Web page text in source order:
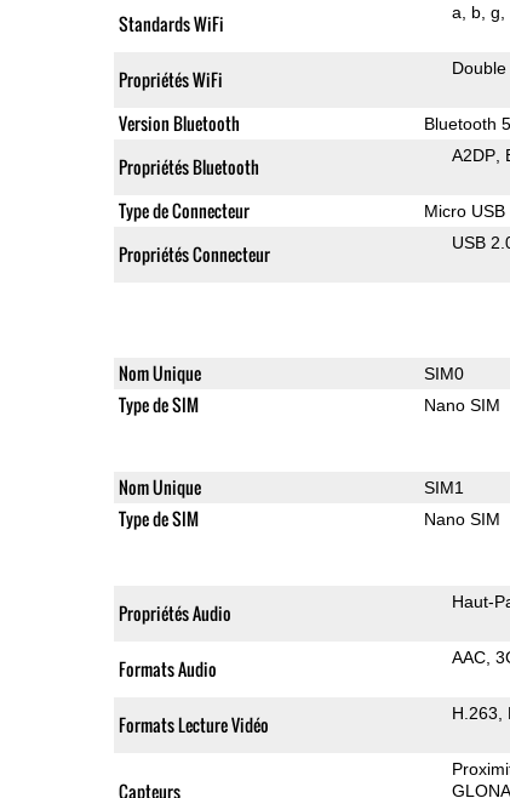
Standards WiFi a b g
Propriétés WiFi
Version Bluetooth Bluetooth
Propriétés Bluetooth A2DP
Type de Connecteur Micro USB
Propriétés Connecteur USB
Nom Unique SIM0
Type de SIM Nano SIM
Nom Unique SIM1
Type de SIM Nano SIM
Propriétés Audio Haut-
Formats Audio AAC
Formats Lecture Vidéo H.263
Capteurs